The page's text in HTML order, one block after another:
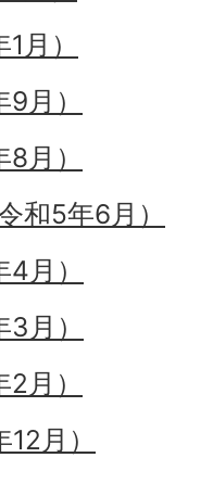
月）
月）
月）
和5年6月）
月）
月）
月）
月）